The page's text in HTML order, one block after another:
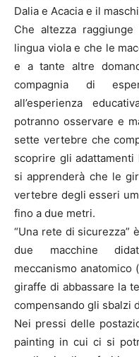
Dalia e Acacia e il
Che altezza
lingua viola e che le
e a tante altre
compagnia di
all’esperienza
potranno osservare e
sette vertebre che
scoprire gli adattamenti
si apprenderà che le
vertebre degli esseri
fino a due metri.
“Una rete di sicurezza”
due macchine
meccanismo
giraffe di abbassare la
compensando gli sbalzi
Nei pressi delle
painting in cui ci si